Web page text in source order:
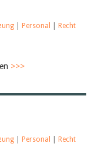
Personal
Recht
>>>
Personal
Recht